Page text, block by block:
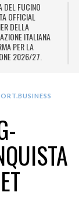
DEL FUCINO
OFFICIAL
DELLA
ITALIANA
PER LA
2026/27.